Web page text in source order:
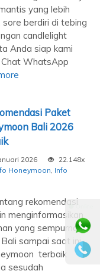
yang lebih
sore berdiri di tebing
candlelight
Anda siap kami
WhatsApp
Paket
Bali 2026
2026
22.148x
Honeymoon, Info
rekomendasi
menginformasikan
yang sempurna
sampai saat ini
terbaik
sesudah
⚫ Online